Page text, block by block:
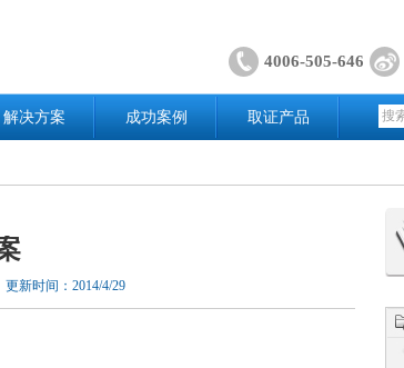
4006-505-646
解决方案 成功案例 取证产品
更新时间：2014/4/29